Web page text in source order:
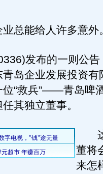
总能给人许多意外
发布的一则公告
岛企业发展投资有
位“救兵”——青岛啤
其独立董事。
这
董将
来怎